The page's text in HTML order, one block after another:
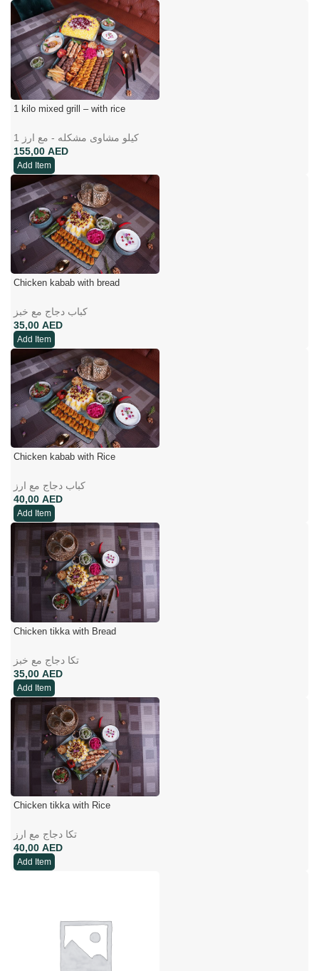
1 kilo mixed grill – with rice
1 کیلو مشاوی مشکله - مع ارز
AED
Add Item
Chicken kabab with bread
کباب دجاج مع خبز
AED
Add Item
Chicken kabab with Rice
کباب دجاج مع ارز
AED
Add Item
Chicken tikka with Bread
تکا دجاج مع خبز
AED
Add Item
Chicken tikka with Rice
تکا دجاج مع ارز
AED
Add Item